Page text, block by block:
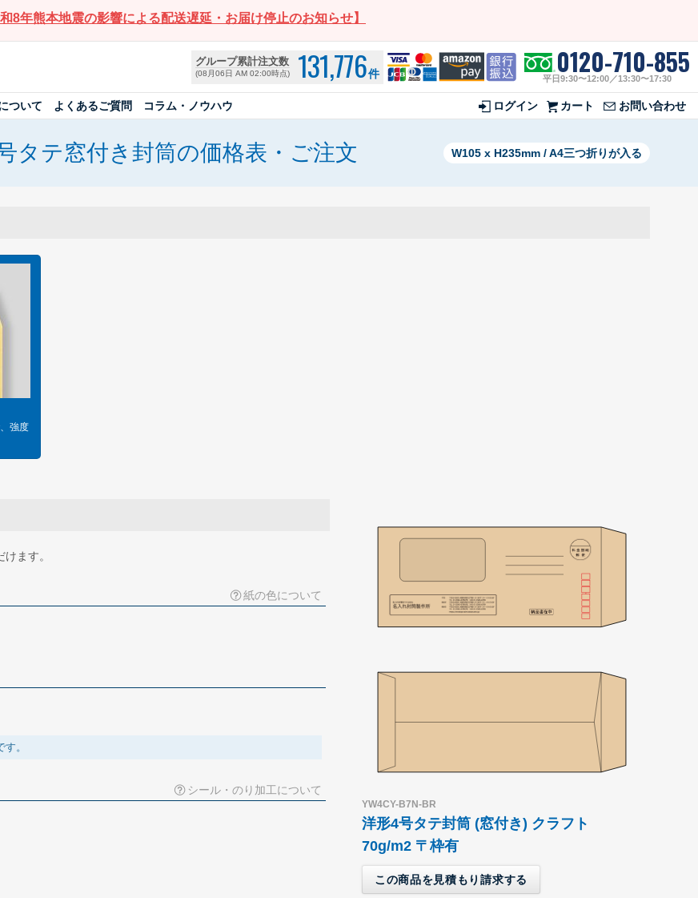
和8年熊本地震の影響による配送遅延・お届け停止のお知らせ】
グループ累計注文数
(08月06日 AM 02:00時点) 131,776件 0120-710-855
平日9:30〜12:00／13:30〜17:30
ついて よくあるご質問 コラム・ノウハウ ログイン カート お問い合わせ
タテ窓付き封筒の価格表・ご注文 W105 x H235mm / A4三つ折りが入る
強度
ます。
紙の色について
。
シール・のり加工について
YW4CY-B7N-BR
洋形4号タテ封筒 (窓付き) クラフト
70g/m2 〒枠有
この商品を見積もり請求する